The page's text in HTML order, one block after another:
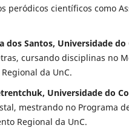
peródicos científicos como
dos Santos, Universidade
cursando disciplinas no
da UnC.
Universidade do
mestrando no Programa
Regional da UnC.